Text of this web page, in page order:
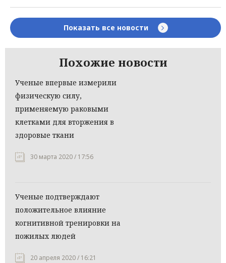
Показать все новости
Похожие новости
Ученые впервые измерили
физическую силу,
применяемую раковыми
клетками для вторжения в
здоровые ткани
30 марта 2020 / 17:56
Ученые подтверждают
положительное влияние
когнитивной тренировки на
пожилых людей
20 апреля 2020 / 16:21